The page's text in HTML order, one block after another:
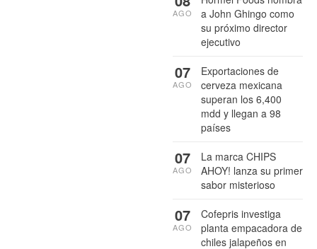
a John Ghingo como
su próximo director
ejecutivo
AGO
Exportaciones de
cerveza mexicana
superan los 6,400
mdd y llegan a 98
países
07
AGO
La marca CHIPS
AHOY! lanza su primer
sabor misterioso
07
AGO
Cofepris investiga
planta empacadora de
chiles jalapeños en
07
AGO